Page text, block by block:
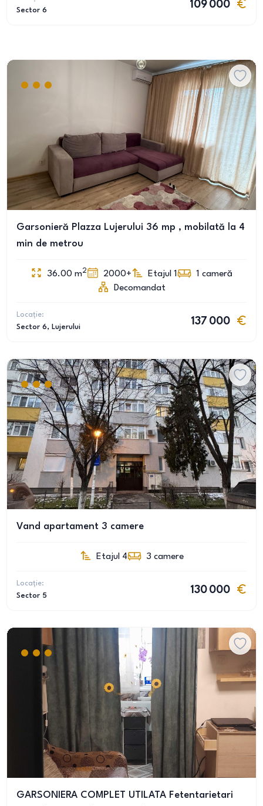
Sector 6
109 000
Garsonieră Plazza Lujerului 36 mp , mobilată la 4
min de metrou
36.00 m2 2000+ Etajul 1 1 cameră
Decomandat
Locație:
Sector 6, Lujerului
137 000
Vand apartament 3 camere
Etajul 4 3 camere
Locație:
Sector 5
130 000
GARSONIERA COMPLET UTILATA Fetentarietari